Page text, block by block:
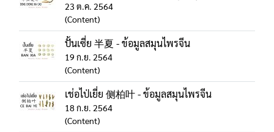
23 ต.ค. 2564
(Content)
ปั้นเซี่ย 半夏 - ข้อมูลสมุนไพรจีน
19 ก.ย. 2564
(Content)
เช่อไป่เยี่ย 侧柏叶 - ข้อมูลสมุนไพรจีน
18 ก.ย. 2564
(Content)